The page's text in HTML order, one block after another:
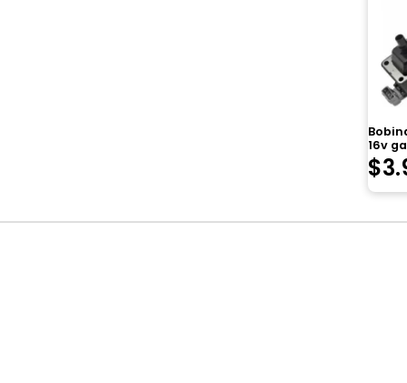
16v
$
Navegación